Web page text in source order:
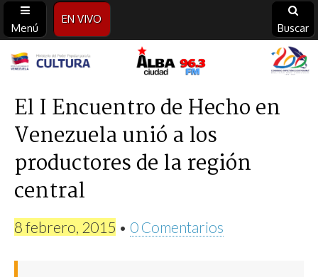
Menú
EN VIVO
Buscar
Alba
Ciudad
96.3
FM
El I Encuentro de Hecho en
Venezuela unió a los
productores de la región
central
8 febrero, 2015 • 0 Comentarios